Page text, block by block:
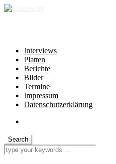
Interviews
Platten
Berichte
Bilder
Termine
Impressum
Datenschutzerklärung